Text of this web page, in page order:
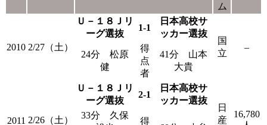
ム
2010 2/27（土）
Ｕ－１８Ｊリ
ーグ選抜
1-1
日本高校サ
ッカー選抜
国
立
–
24分 松原
健
得
点
者
41分 山本
大貴
2011 2/26（土）
Ｕ－１８Ｊリ
ーグ選抜
2-1
日本高校サ
ッカー選抜
日
産
16,780
33分 久保
得